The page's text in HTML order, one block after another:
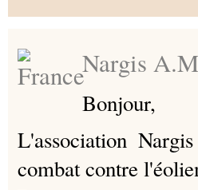
Nargis
Bonjour,
L'association
combat contre